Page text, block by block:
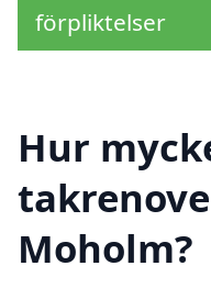
förpliktelser
Hur
Moholm?